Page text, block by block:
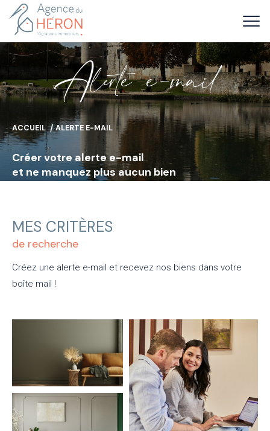
Alete e-mai
ACCUEIL ALERTE E-MAIL
Créer votre alerte e-mail
et ne manquez plus aucun bien
MES CRITÈRES
de recherche
Créez une alerte e-mail et recevez nos biens dans votre
boîte mail !